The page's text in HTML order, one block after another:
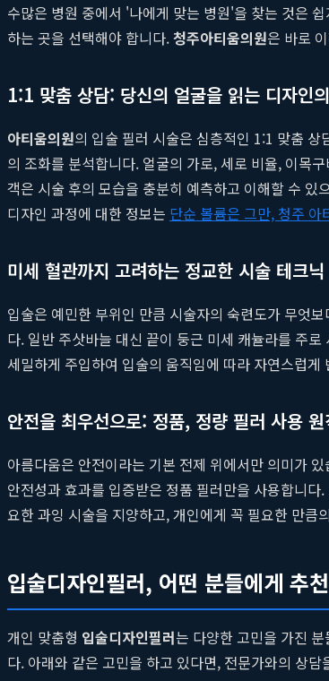
수많은 병원 중에서 '나에게 맞는 병원'을 찾는 것은
하는 곳을 선택해야 합니다.청주아티움의원은 바로
1:1 맞춤 상담: 당신의 얼굴을 읽는 디자인
아티움의원의 입술 필러 시술은 심층적인 1:1 맞춤
의 조화를 분석합니다. 얼굴의 가로, 세로 비율, 이목
객은 시술 후의 모습을 충분히 예측하고 이해할 수
디자인 과정에 대한 정보는 단순 볼륨은 그만, 청주
미세 혈관까지 고려하는 정교한 시술 테크닉
입술은 예민한 부위인 만큼 시술자의 숙련도가 무엇
다. 일반 주삿바늘 대신 끝이 둥근 미세 캐뉼라를 주
세밀하게 주입하여 입술의 움직임에 따라 자연스럽
안전을 최우선으로: 정품, 정량 필러 사용 원
아름다움은 안전이라는 기본 전제 위에서만 의미가
안전성과 효과를 입증받은 정품 필러만을 사용합니
요한 과잉 시술을 지양하고, 개인에게 꼭 필요한 만
입술디자인필러, 어떤 분들에게 추
개인 맞춤형 입술디자인필러는 다양한 고민을 가진
다. 아래와 같은 고민을 하고 있다면, 전문가와의 상